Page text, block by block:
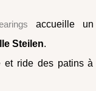
accueille un
Steilen.
et ride des patins à